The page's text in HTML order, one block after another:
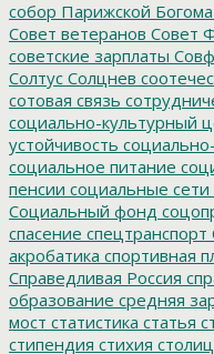
собор Парижской
Совет ветеранов Совет
советские зарплаты
Солтус Солцнев
сотовая связь
социально-культурный
устойчивость
социальное питание
пенсии социальные сети
Социальный фонд
спасение спецтранспорт
акробатика спортивная
Справедливая Россия
образование средняя
мост статистика статья
стипендия стихия